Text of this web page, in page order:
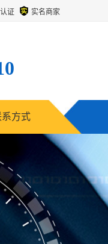
证 实名商家
系方式